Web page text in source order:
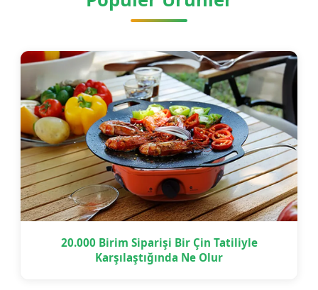
20.000 Birim Siparişi Bir Çin Tatiliyle
Karşılaştığında Ne Olur